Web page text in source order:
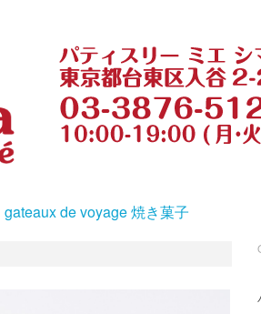
gateaux de voyage 焼き菓子